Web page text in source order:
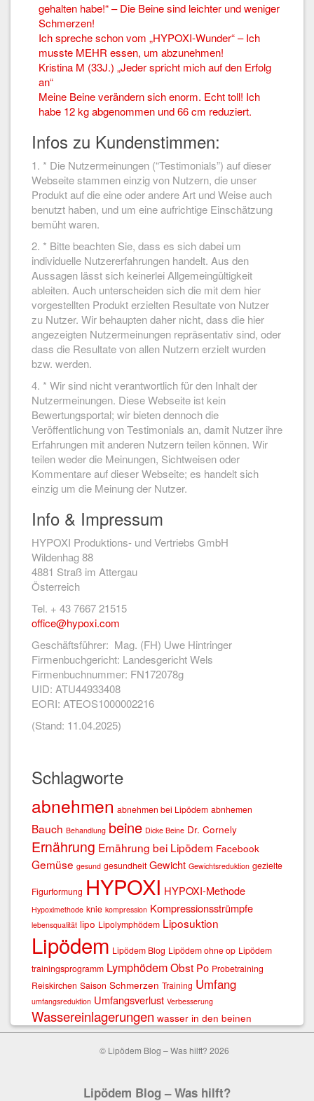
gehalten habe!“ – Die Beine sind leichter und weniger
Schmerzen!
Ich spreche schon vom „HYPOXI-Wunder“ – Ich
musste MEHR essen, um abzunehmen!
Kristina M (33J.) „Jeder spricht mich auf den Erfolg
an“
Meine Beine verändern sich enorm. Echt toll! Ich
habe 12 kg abgenommen und 66 cm reduziert.
Infos zu Kundenstimmen:
1. * Die Nutzermeinungen (“Testimonials”) auf dieser
Webseite stammen einzig von Nutzern, die unser
Produkt auf die eine oder andere Art und Weise auch
benutzt haben, und um eine aufrichtige Einschätzung
bemüht waren.
2. * Bitte beachten Sie, dass es sich dabei um
individuelle Nutzererfahrungen handelt. Aus den
Aussagen lässt sich keinerlei Allgemeingültigkeit
ableiten. Auch unterscheiden sich die mit dem hier
vorgestellten Produkt erzielten Resultate von Nutzer
zu Nutzer. Wir behaupten daher nicht, dass die hier
angezeigten Nutzermeinungen repräsentativ sind, oder
dass die Resultate von allen Nutzern erzielt wurden
bzw. werden.
4. * Wir sind nicht verantwortlich für den Inhalt der
Nutzermeinungen. Diese Webseite ist kein
Bewertungsportal; wir bieten dennoch die
Veröffentlichung von Testimonials an, damit Nutzer ihre
Erfahrungen mit anderen Nutzern teilen können. Wir
teilen weder die Meinungen, Sichtweisen oder
Kommentare auf dieser Webseite; es handelt sich
einzig um die Meinung der Nutzer.
Info & Impressum
HYPOXI Produktions- und Vertriebs GmbH
Wildenhag 88
4881 Straß im Attergau
Österreich
Tel. + 43 7667 21515
office@hypoxi.com
Geschäftsführer: Mag. (FH) Uwe Hintringer
Firmenbuchgericht: Landesgericht Wels
Firmenbuchnummer: FN172078g
UID: ATU44933408
EORI: ATEOS1000002216
(Stand: 11.04.2025)
Schlagworte
abnehmen abnehmen bei Lipödem abnhemen
Bauch Behandlung beine Dicke Beine Dr. Cornely
Ernährung Ernährung bei Lipödem Facebook
Gemüse gesund gesundheit Gewicht Gewichtsreduktion gezielte
Figurformung HYPOXI HYPOXI-Methode
Hypoximethode knie kompression Kompressionsstrümpfe
lebensqualität lipo Lipolymphödem Liposuktion
Lipödem Lipödem Blog Lipödem ohne op Lipödem
trainingsprogramm LymphödemObst Po Probetraining
Reiskirchen Saison Schmerzen Training Umfang
umfangsreduktion Umfangsverlust Verbesserung
Wassereinlagerungen wasser in den beinen
© Lipödem Blog – Was hilft? 2026
Lipödem Blog – Was hilft?